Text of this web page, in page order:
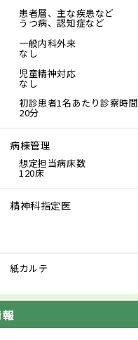
患者層、主な疾患など
うつ病、認知症など
一般内科外来
なし
児童精神対応
なし
初診患者1名あたり診察時間
20分
病棟管理
想定担当病床数
120床
精神科指定医
紙カルテ